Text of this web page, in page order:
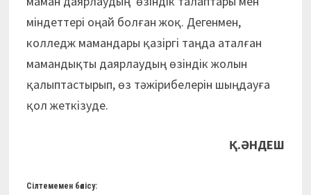
міндеттері оңай болған жоқ. Дегенмен,
колледж мамандары қазіргі таңда аталған
мамандықты даярлаудың өзіндік жолын
қалыптастырып, өз тәжірибелерін шыңдауға
қол жеткізуде.
Қ.ӘНДЕШ
Сілтемемен бөлісу: